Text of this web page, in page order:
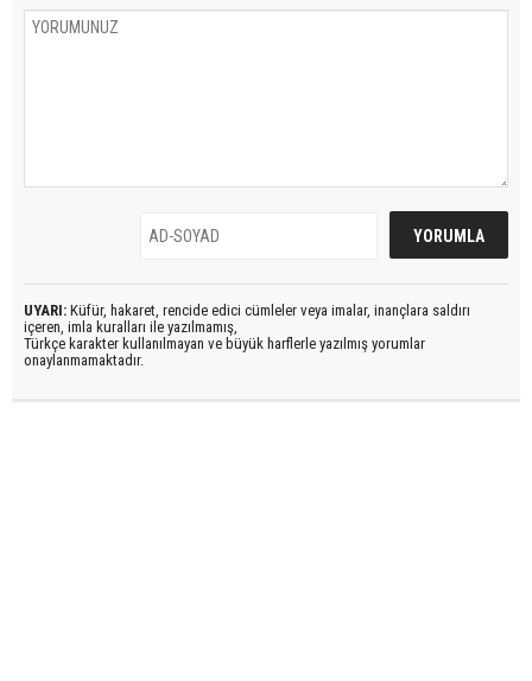
UYARI: Küfür, hakaret, rencide edici cümleler veya imalar, inançlara saldırı
içeren, imla kuralları ile yazılmamış,
Türkçe karakter kullanılmayan ve büyük harflerle yazılmış yorumlar
onaylanmamaktadır.